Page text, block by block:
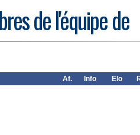
de l'équipe de
Af. Info Elo